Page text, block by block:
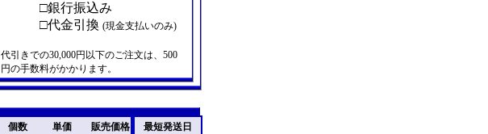
□銀行振込み
□代金引換 (現金支払いのみ)
代引きでの30,000円以下のご注文は、500
円の手数料がかかります。
個数 単価 販売価格 最短発送日